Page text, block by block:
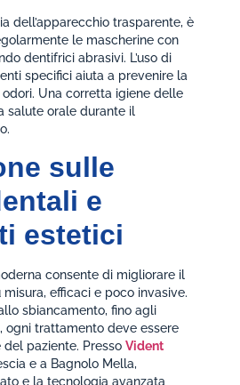
dell’apparecchio trasparente, è
le mascherine con
dentifrici abrasivi. L’uso di
specifici aiuta a prevenire la
Una corretta igiene delle
salute orale durante il
sulle
e
estetici
consente di migliorare il
efficaci e poco invasive.
sbiancamento, fino agli
ogni trattamento deve essere
del paziente. PressoVident
e a Bagnolo Mella,
e la tecnologia avanzata